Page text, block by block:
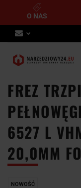
O NAS
FREZ
6527 L
20,0MM
NOWOŚĆ